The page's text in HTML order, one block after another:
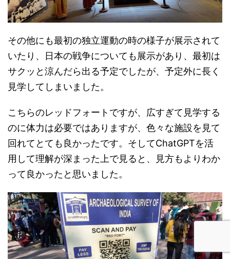
その他にも最初の独立運動の時の様子が展示されて
いたり、日本の戦争についても展示があり、最初は
サクッと涼んだら出る予定でしたが、予定外に長く
見学してしまいました。
こちらのレッドフォートですが、広すぎて見学する
のに体力は必要ではありますが、色々な施設を見て
回れてとても良かったです。そしてChatGPTを活
用して理解が深まった上で見ると、見方もよりわか
って良かったと思いました。